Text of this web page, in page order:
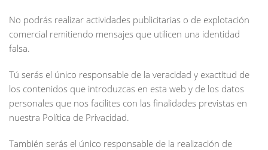
No podrás realizar actividades publicitarias o de explotación
comercial remitiendo mensajes que utilicen una identidad
falsa.
Tú serás el único responsable de la veracidad y exactitud de
los contenidos que introduzcas en esta web y de los datos
personales que nos facilites con las finalidades previstas en
nuestra Política de Privacidad.
También serás el único responsable de la realización de